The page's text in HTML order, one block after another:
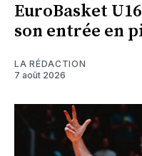
EuroBasket
son entrée en
LA RÉDACTION
7 août 2026